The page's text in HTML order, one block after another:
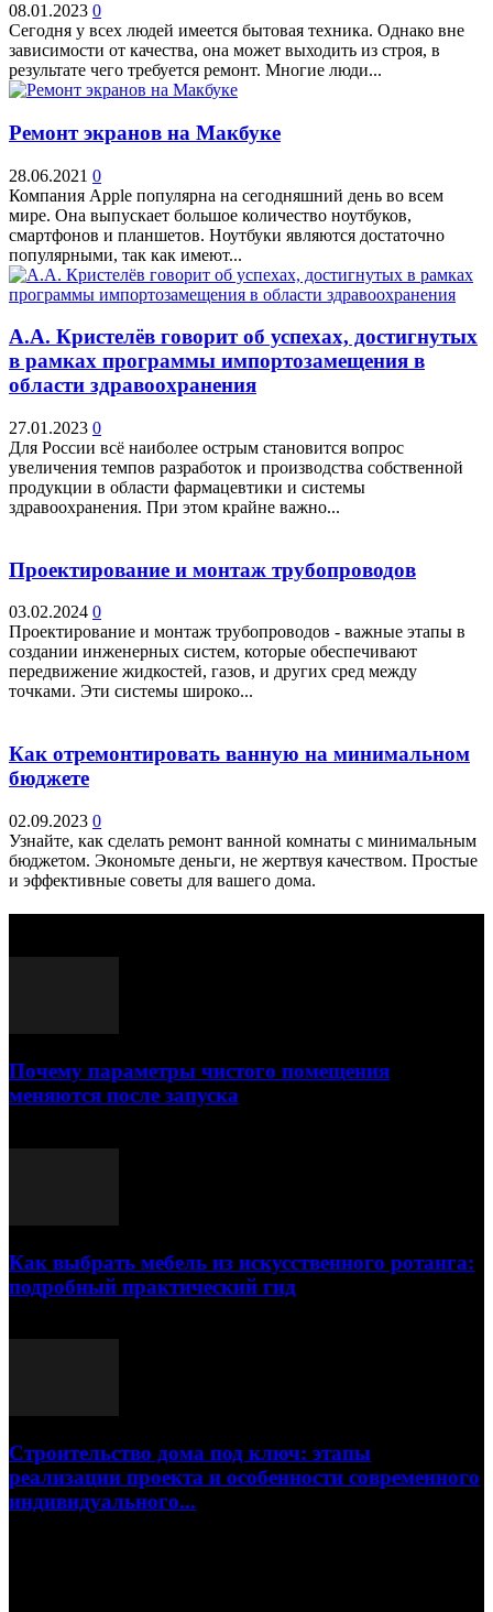
08.01.2023 0
Сегодня у всех людей имеется бытовая техника. Однако вне
зависимости от качества, она может выходить из строя, в
результате чего требуется ремонт. Многие люди...
Ремонт экранов на Макбуке
28.06.2021 0
Компания Apple популярна на сегодняшний день во всем
мире. Она выпускает большое количество ноутбуков,
смартфонов и планшетов. Ноутбуки являются достаточно
популярными, так как имеют...
А.А. Кристелёв говорит об успехах, достигнутых
в рамках программы импортозамещения в
области здравоохранения
27.01.2023 0
Для России всё наиболее острым становится вопрос
увеличения темпов разработок и производства собственной
продукции в области фармацевтики и системы
здравоохранения. При этом крайне важно...
Проектирование и монтаж трубопроводов
03.02.2024 0
Проектирование и монтаж трубопроводов - важные этапы в
создании инженерных систем, которые обеспечивают
передвижение жидкостей, газов, и других сред между
точками. Эти системы широко...
Как отремонтировать ванную на минимальном
бюджете
02.09.2023 0
Узнайте, как сделать ремонт ванной комнаты с минимальным
бюджетом. Экономьте деньги, не жертвуя качеством. Простые
и эффективные советы для вашего дома.
Почему параметры чистого помещения
меняются после запуска
Как выбрать мебель из искусственного ротанга:
подробный практический гид
Строительство дома под ключ: этапы
реализации проекта и особенности современного
индивидуального...